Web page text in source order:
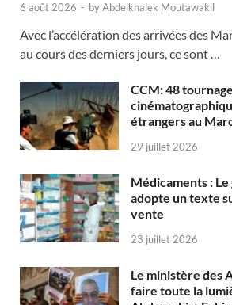
6 août 2026 - byAbdelkhalek Moutawakil
Avec l’accélération des arrivées des
au cours des derniers jours, ce sont …
CCM: 48
étrangers au
29 juillet 2026
Médicaments :
adopte un texte
vente
23 juillet 2026
Le ministère des
faire toute la